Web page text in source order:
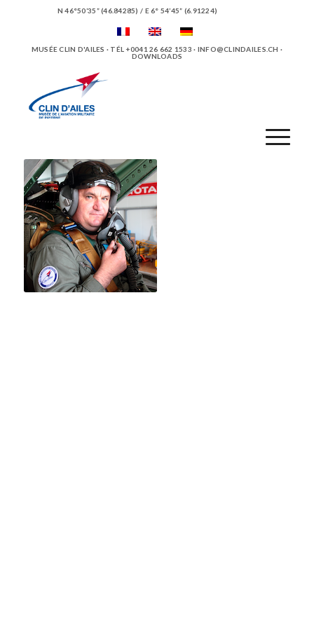
N 46°50’35” (46.84285) / E 6° 54’45” (6.91224)
MUSÉE CLIN D'AILES · TÉL +0041 26 662 1533 · INFO@CLINDAILES.CH ·
DOWNLOADS